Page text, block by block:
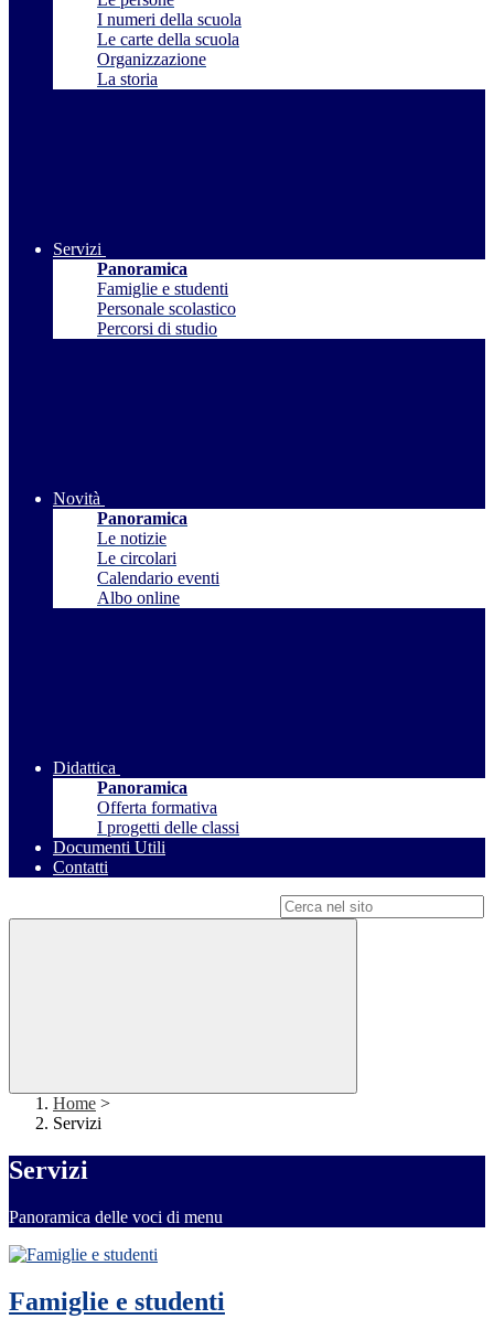
I numeri della scuola
Le carte della scuola
Organizzazione
La storia
Servizi
Panoramica
Famiglie e studenti
Personale scolastico
Percorsi di studio
Novità
Panoramica
Le notizie
Le circolari
Calendario eventi
Albo online
Didattica
Panoramica
Offerta formativa
I progetti delle classi
Documenti Utili
Contatti
Home >
Servizi
Servizi
Panoramica delle voci di menu
Famiglie e studenti